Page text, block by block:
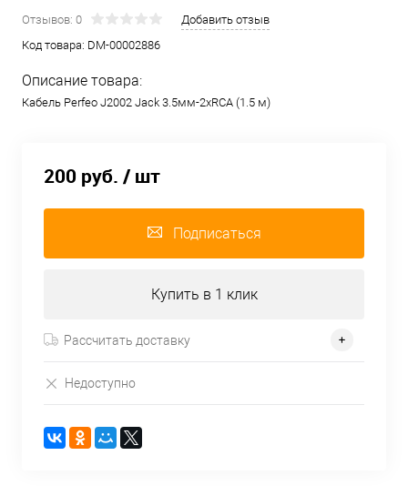
Отзывов: 0
Добавить отзыв
Код товара: DM-00002886
Описание товара:
Кабель Perfeo J2002 Jack 3.5мм-2хRCA (1.5 м)
200 руб. / шт
Подписаться
Купить в 1 клик
Рассчитать доставку
Недоступно